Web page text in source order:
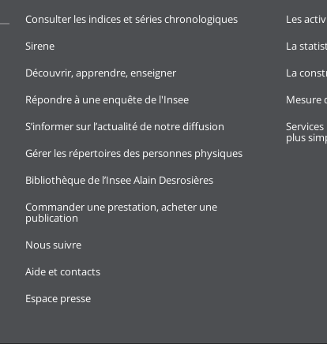
Consulter les indices et séries chronologiques
Sirene
Découvrir, apprendre, enseigner
Répondre à une enquête de l'Insee
S’informer sur l’actualité de notre diffusion
Gérer les répertoires des personnes physiques
Bibliothèque de l’Insee Alain Desrosières
Commander une prestation, acheter une
publication
Nous suivre
Aide et contacts
Espace presse
Les
La
La
Mesure
plus